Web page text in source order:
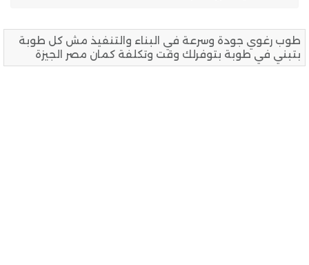
طوب رغوي جودة وسرعة في البناء والتنفيذ مش كل طوبة
بتبني في طوبة بتوفرلك وقت وتكلفة كمان مصر الجيزة